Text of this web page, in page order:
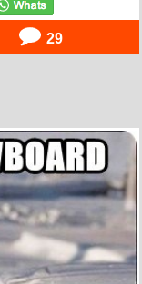
29